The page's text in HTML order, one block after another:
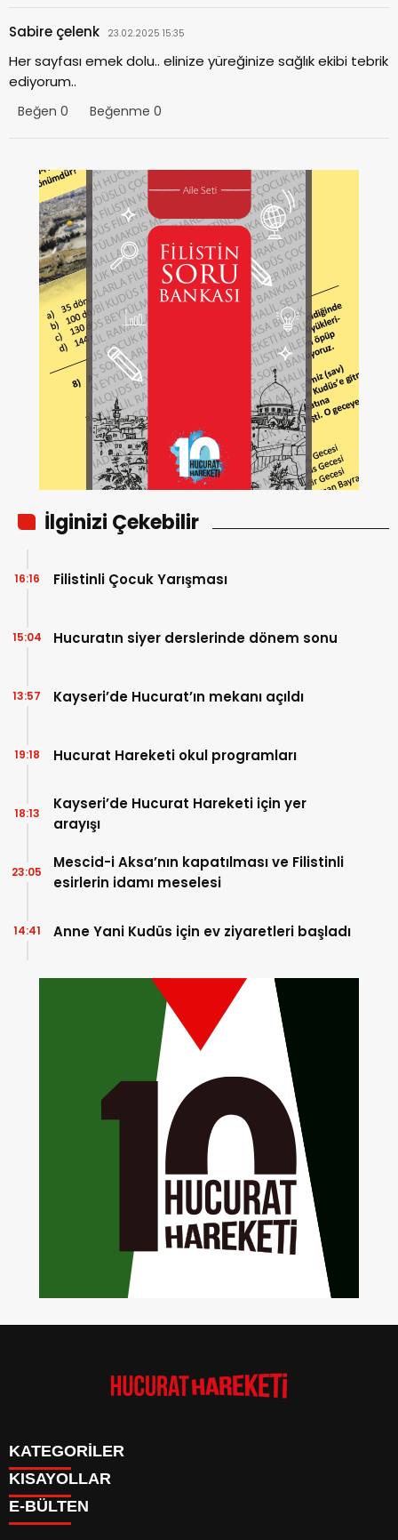
Sabire çelenk 23.02.2025 15:35
Her sayfası emek dolu.. elinize yüreğinize sağlık ekibi tebrik
ediyorum..
Beğen 0 Beğenme 0
İlginizi Çekebilir
Filistinli Çocuk Yarışması
16:16
Hucuratın siyer derslerinde dönem sonu
15:04
Kayseri’de Hucurat’ın mekanı açıldı
13:57
Hucurat Hareketi okul programları
19:18
Kayseri’de Hucurat Hareketi için yer
arayışı
18:13
Mescid-i Aksa’nın kapatılması ve Filistinli
esirlerin idamı meselesi
23:05
Anne Yani Kudüs için ev ziyaretleri başladı
14:41
KATEGORİLER
Anasayfa
Kudüs Çocuk Atölyesi
KISAYOLLAR
HAKKIMIZDA
E-BÜLTEN